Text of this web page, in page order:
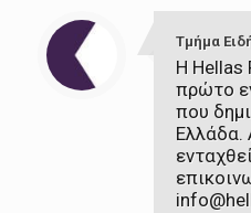
Τμήμα
Η Hellas
πρώτο
που
Ελλάδα.